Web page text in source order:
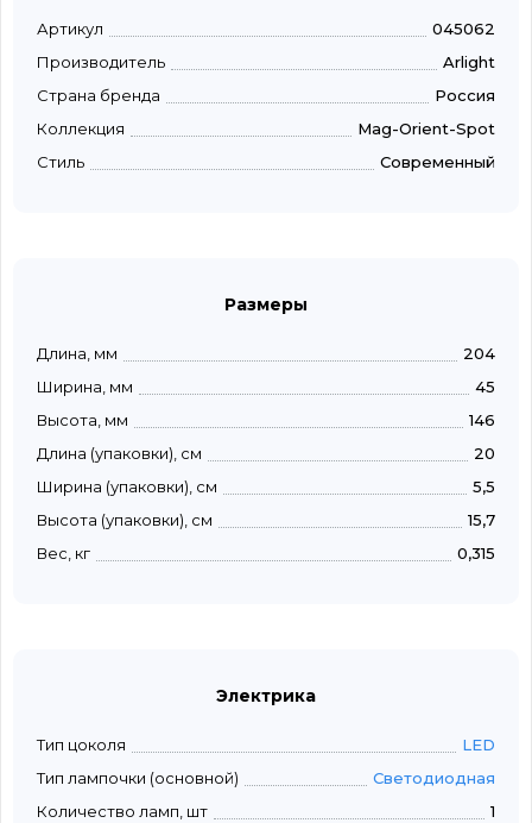
Артикул
045062
Производитель
Arlight
Страна бренда
Россия
Коллекция
Mag-Orient-Spot
Стиль
Современный
Размеры
Длина, мм
204
Ширина, мм
45
Высота, мм
146
Длина (упаковки), см
20
Ширина (упаковки), см
5,5
Высота (упаковки), см
15,7
Вес, кг
0,315
Электрика
Тип цоколя
LED
Тип лампочки (основной)
Светодиодная
Количество ламп, шт
1